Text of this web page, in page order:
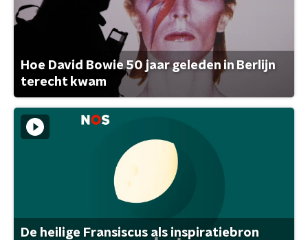
Hoe David Bowie 50 jaar geleden in Berlijn
terecht kwam
De heilige Fransiscus als inspiratiebron